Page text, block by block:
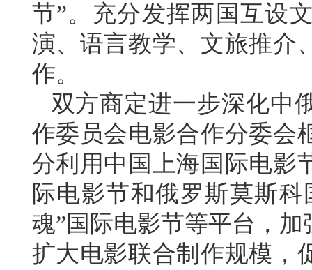
节”。充分发挥两国互设
演、语言教学、文旅推介
作。
双方商定进一步深化中
作委员会电影合作分委会
分利用中国上海国际电影
际电影节和俄罗斯莫斯
魂”国际电影节等平台，
扩大电影联合制作规模，